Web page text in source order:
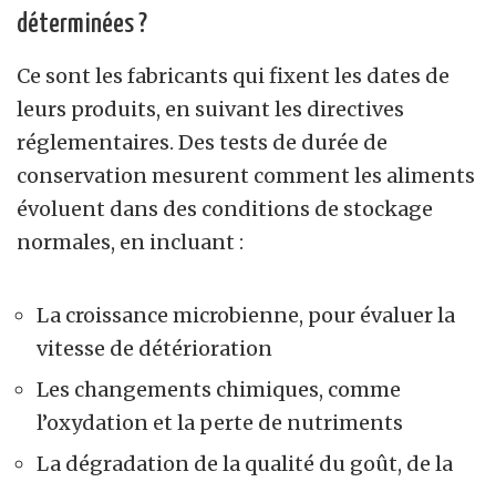
déterminées ?
Ce sont les fabricants qui fixent les dates de
leurs produits, en suivant les directives
réglementaires. Des tests de durée de
conservation mesurent comment les aliments
évoluent dans des conditions de stockage
normales, en incluant :
La croissance microbienne, pour évaluer la
vitesse de détérioration
Les changements chimiques, comme
l’oxydation et la perte de nutriments
La dégradation de la qualité du goût, de la